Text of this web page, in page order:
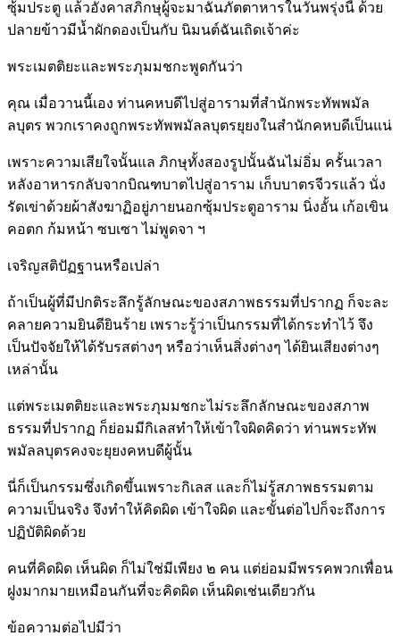
ซุ้มประตู แล้วอังคาสภิกษุผู้จะมาฉันภัตตาหารในวันพรุ่งนี้ ด้วย
ปลายข้าวมีน้ำผักดองเป็นกับ นิมนต์ฉันเถิดเจ้าค่ะ
พระเมตติยะและพระภุมมชกะพูดกันว่า
คุณ เมื่อวานนี้เอง ท่านคหบดีไปสู่อารามที่สำนักพระทัพพมัล
ลบุตร พวกเราคงถูกพระทัพพมัลลบุตรยุยงในสำนักคหบดีเป็นแน่
เพราะความเสียใจนั้นแล ภิกษุทั้งสองรูปนั้นฉันไม่อิ่ม ครั้นเวลา
หลังอาหารกลับจากบิณฑบาตไปสู่อาราม เก็บบาตรจีวรแล้ว นั่ง
รัดเข่าด้วยผ้าสังฆาฏิอยู่ภายนอกซุ้มประตูอาราม นิ่งอั้น เก้อเขิน
คอตก ก้มหน้า ซบเซา ไม่พูดจา ฯ
เจริญสติปัฏฐานหรือเปล่า
ถ้าเป็นผู้ที่มีปกติระลึกรู้ลักษณะของสภาพธรรมที่ปรากฏ ก็จะละ
คลายความยินดียินร้าย เพราะรู้ว่าเป็นกรรมที่ได้กระทำไว้ จึง
เป็นปัจจัยให้ได้รับรสต่างๆ หรือว่าเห็นสิ่งต่างๆ ได้ยินเสียงต่างๆ
เหล่านั้น
แต่พระเมตติยะและพระภุมมชกะไม่ระลึกลักษณะของสภาพ
ธรรมที่ปรากฏ ก็ย่อมมีกิเลสทำให้เข้าใจผิดคิดว่า ท่านพระทัพ
พมัลลบุตรคงจะยุยงคหบดีผู้นั้น
นี่ก็เป็นกรรมซึ่งเกิดขึ้นเพราะกิเลส และก็ไม่รู้สภาพธรรมตาม
ความเป็นจริง จึงทำให้คิดผิด เข้าใจผิด และขั้นต่อไปก็จะถึงการ
ปฏิบัติผิดด้วย
คนที่คิดผิด เห็นผิด ก็ไม่ใช่มีเพียง ๒ คน แต่ย่อมมีพรรคพวกเพื่อน
ฝูงมากมายเหมือนกันที่จะคิดผิด เห็นผิดเช่นเดียวกัน
ข้อความต่อไปมีว่า